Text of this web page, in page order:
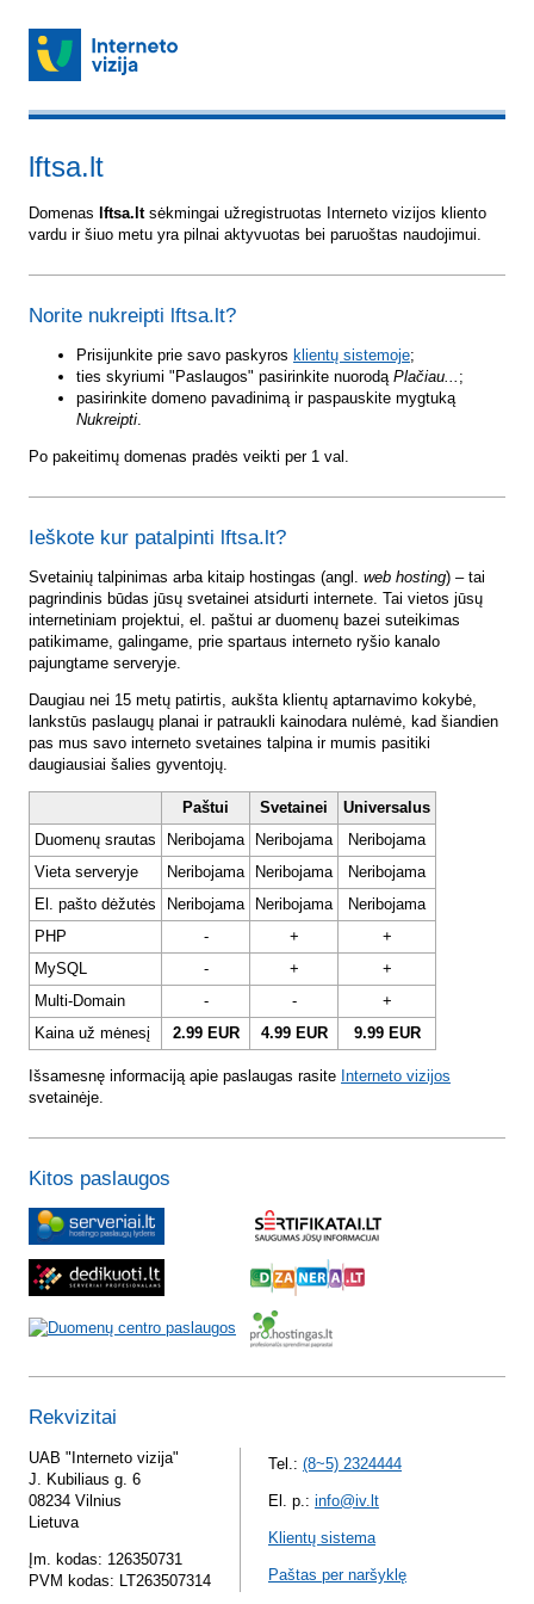
lftsa.lt
Domenas lftsa.ltsėkmingai užregistruotas Interneto vizijos kliento
vardu ir šiuo metu yra pilnai aktyvuotas bei paruoštas naudojimui.
Norite nukreipti lftsa.lt?
Prisijunkite prie savo paskyros klientų sistemoje;
ties skyriumi "Paslaugos" pasirinkite nuorodą Plačiau... ;
pasirinkite domeno pavadinimą ir paspauskite mygtuką
Nukreipti.
Po pakeitimų domenas pradės veikti per 1 val.
Ieškote kur patalpinti lftsa.lt?
Svetainių talpinimas arba kitaip hostingas (angl. web hosting) – tai
pagrindinis būdas jūsų svetainei atsidurti internete. Tai vietos jūsų
internetiniam projektui, el. paštui ar duomenų bazei suteikimas
patikimame, galingame, prie spartaus interneto ryšio kanalo
pajungtame serveryje.
Daugiau nei 15 metų patirtis, aukšta klientų aptarnavimo kokybė,
lankstūs paslaugų planai ir patraukli kainodara nulėmė, kad šiandien
pas mus savo interneto svetaines talpina ir mumis pasitiki
daugiausiai šalies gyventojų.
Paštui Svetainei
Universalus
Duomenų srautas
Neribojama Neribojama
Neribojama
Vieta serveryje
Neribojama Neribojama
Neribojama
El. pašto dėžutės
Neribojama Neribojama
Neribojama
PHP
- +
+
MySQL
- +
+
Multi-Domain
- -
+
Kaina už mėnesį
2.99 EUR 4.99 EUR 9.99 EUR
Išsamesnę informaciją apie paslaugas rasite Interneto vizijos
svetainėje.
Kitos paslaugos
Rekvizitai
UAB "Interneto vizija"
J. Kubiliaus g. 6
08234 Vilnius
Lietuva
Įm. kodas: 126350731
PVM kodas: LT263507314
Tel.: (8~5) 2324444
El. p.: info@iv.lt
Klientų sistema
Paštas per naršyklę